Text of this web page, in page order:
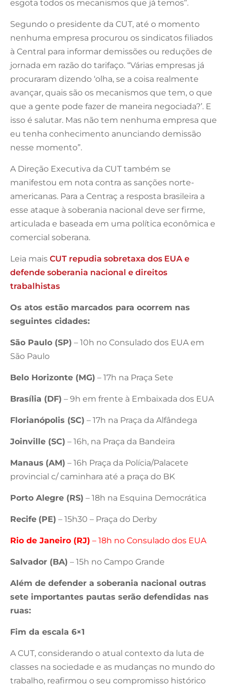
esgota todos os mecanismos que já temos”.
Segundo o presidente da CUT, até o momento
nenhuma empresa procurou os sindicatos filiados
à Central para informar demissões ou reduções de
jornada em razão do tarifaço. “Várias empresas já
procuraram dizendo ‘olha, se a coisa realmente
avançar, quais são os mecanismos que tem, o que
que a gente pode fazer de maneira negociada?’. E
isso é salutar. Mas não tem nenhuma empresa que
eu tenha conhecimento anunciando demissão
nesse momento”.
A Direção Executiva da CUT também se
manifestou em nota contra as sanções norte-
americanas. Para a Centraç a resposta brasileira a
esse ataque à soberania nacional deve ser firme,
articulada e baseada em uma política econômica e
comercial soberana.
Leia mais CUT repudia sobretaxa dos EUA e
defende soberania nacional e direitos
trabalhistas
Os atos estão marcados para ocorrem nas
seguintes cidades:
São Paulo (SP) – 10h no Consulado dos EUA em
São Paulo
Belo Horizonte (MG) – 17h na Praça Sete
Brasília (DF) – 9h em frente à Embaixada dos EUA
Florianópolis (SC) – 17h na Praça da Alfândega
Joinville (SC) – 16h, na Praça da Bandeira
Manaus (AM) – 16h Praça da Polícia/Palacete
provincial c/ caminhara até a praça do BK
Porto Alegre (RS) – 18h na Esquina Democrática
Recife (PE) – 15h30 – Praça do Derby
Rio de Janeiro (RJ) – 18h no Consulado dos EUA
Salvador (BA) – 15h no Campo Grande
Além de defender a soberania nacional outras
sete importantes pautas serão defendidas nas
ruas:
Fim da escala 6×1
A CUT, considerando o atual contexto da luta de
classes na sociedade e as mudanças no mundo do
trabalho, reafirmou o seu compromisso histórico